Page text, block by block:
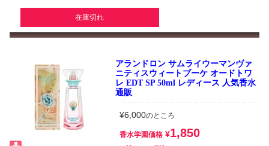
在庫切れ
アランドロン サムライウーマンヴァ
ニティスウィートブーケ オードトワ
レ EDT SP 50ml レディース 人気香水
通販
¥6,000のところ
香水学園価格 ¥1,850